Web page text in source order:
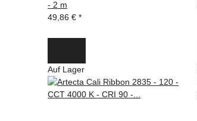
- 2 m
49,86 € *
Auf Lager